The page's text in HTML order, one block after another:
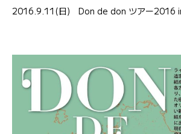
2016.9.11(日) Don de don ツアー2016